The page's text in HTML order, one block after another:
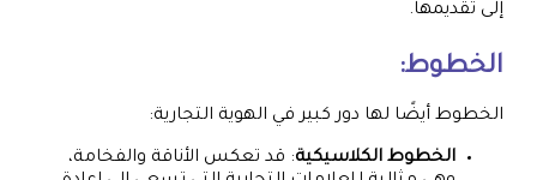
إلى تقديمها.
الخطوط:
الخطوط أيضًا لها دور كبير في الهوية التجارية:
الخطوط الكلاسيكية: قد تعكس الأناقة والفخامة،